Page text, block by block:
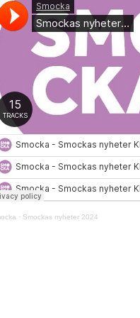
· Smockas nyheter 2024